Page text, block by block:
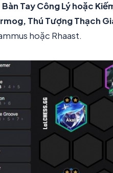
Tay Công Lý hoặc
Thú Tượng Thạch
hoặc Rhaast.